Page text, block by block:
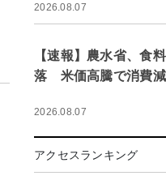
2026.08.07
【速報】農水省、食
落 米価高騰で消費減
2026.08.07
アクセスランキング